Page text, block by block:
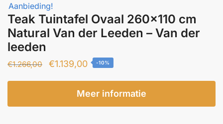
Aanbieding!
Teak Tuintafel Ovaal 260×110 cm
Natural Van der Leeden – Van der
leeden
€1.266,00
Oorspronkelijke
€1.266,00.
€1.139,00Huidige
is:
€1.139,00.
-10%
Meer informatie